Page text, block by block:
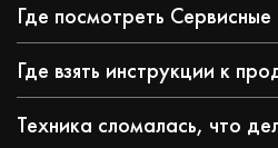
Где посмотреть
Где взять инструкции к
Техника сломалась, что